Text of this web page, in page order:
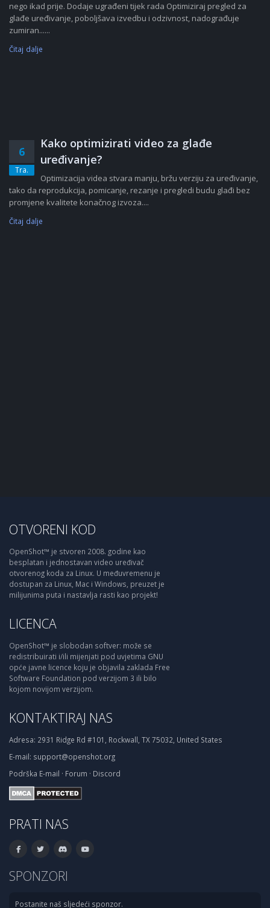
nego ikad prije. Dodaje ugrađeni tijek rada Optimiziraj pregled za
glađe uređivanje, poboljšava izvedbu i odzivnost, nadograđuje
zumiran......
Čitaj dalje
6
Tra.
Kako optimizirati video za glađe
uređivanje?
Optimizacija videa stvara manju, bržu verziju za uređivanje,
tako da reprodukcija, pomicanje, rezanje i pregledi budu glađi bez
promjene kvalitete konačnog izvoza....
Čitaj dalje
OTVORENI KOD
OpenShot™ je stvoren 2008. godine kao
besplatan i jednostavan video uređivač
otvorenog koda za Linux. U međuvremenu je
dostupan za Linux, Mac i Windows, preuzet je
milijunima puta i nastavlja rasti kao projekt!
LICENCA
OpenShot™ je slobodan softver: može se
redistribuirati i/ili mijenjati pod uvjetima GNU
opće javne licence koju je objavila zaklada Free
Software Foundation pod verzijom 3 ili bilo
kojom novijom verzijom.
KONTAKTIRAJ NAS
Adresa: 2931 Ridge Rd #101, Rockwall, TX 75032, United States
E-mail: support@openshot.org
Podrška E-mail · Forum · Discord
PRATI NAS
SPONZORI
Postanite naš sljedeći sponzor.